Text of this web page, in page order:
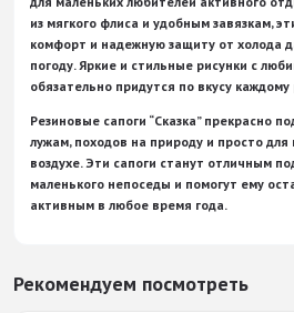
из мягкого флиса и удобным завязкам,
комфорт и надежную защиту от холода
погоду. Яркие и стильные рисунки с
обязательно придутся по вкусу каждому
Резиновые сапоги “Сказка” прекрасно
лужам, походов на природу и просто
воздухе. Эти сапоги станут отличным
маленького непоседы и помогут ему
активным в любое время года.
Рекомендуем посмотреть